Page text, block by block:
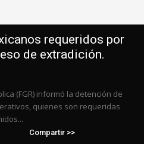
requeridos por
de extradición.
(FGR) informó la detención de
quienes son requeridas
Compartir >>